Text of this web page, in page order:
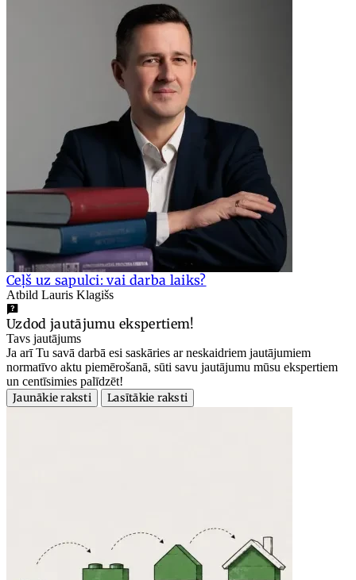
Ceļš uz sapulci: vai darba laiks?
Atbild Lauris Klagišs
Uzdod jautājumu ekspertiem!
Tavs jautājums
Ja arī Tu savā darbā esi saskāries ar neskaidriem jautājumiem
normatīvo aktu piemērošanā, sūti savu jautājumu mūsu ekspertiem
un centīsimies palīdzēt!
Jaunākie raksti
Lasītākie raksti